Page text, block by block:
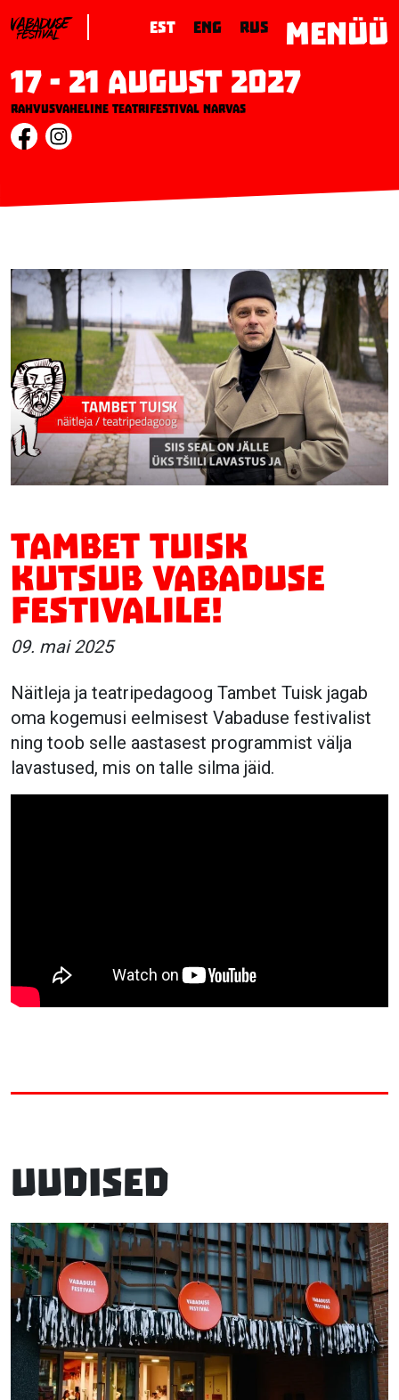
17 - 21 August 2027
Rahvusvaheline teatrifestival Narvas
EST ENG RUS MENÜÜ
Tambet Tuisk
kutsub vabaduse
festivalile!
09. mai 2025
Näitleja ja teatripedagoog Tambet Tuisk jagab
oma kogemusi eelmisest Vabaduse festivalist
ning toob selle aastasest programmist välja
lavastused, mis on talle silma jäid.
Uudised